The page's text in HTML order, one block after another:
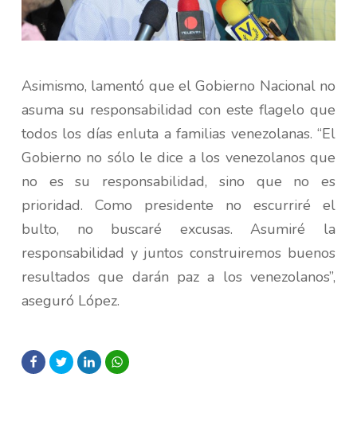
Asimismo, lamentó que el Gobierno Nacional no
asuma su responsabilidad con este flagelo que
todos los días enluta a familias venezolanas. “El
Gobierno no sólo le dice a los venezolanos que
no es su responsabilidad, sino que no es
prioridad. Como presidente no escurriré el
bulto, no buscaré excusas. Asumiré la
responsabilidad y juntos construiremos buenos
resultados que darán paz a los venezolanos”,
aseguró López.